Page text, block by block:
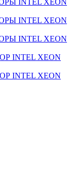
INTEL XEON
INTEL XEON
INTEL XEON
INTEL XEON